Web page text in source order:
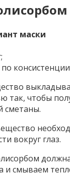
маски
так, чтобы
сметаны.
вокруг глаз.
и смываем